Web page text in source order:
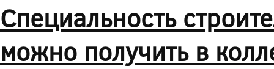
Специальность
можно получить в